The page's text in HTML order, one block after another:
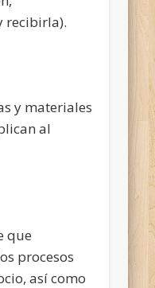
recibirla).
y materiales
al
que
procesos
así como